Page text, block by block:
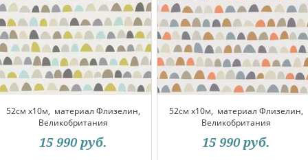
52см x10м, материал Флизелин,
Великобритания
15 990 руб.
52см x10м, материал Флизелин,
Великобритания
15 990 руб.